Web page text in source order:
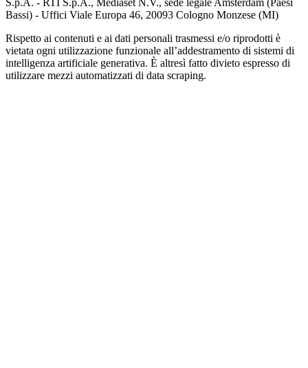
S.p.A. - RTI S.p.A., Mediaset N.V., sede legale Amsterdam (Paesi
Bassi) - Uffici Viale Europa 46, 20093 Cologno Monzese (MI)
Rispetto ai contenuti e ai dati personali trasmessi e/o riprodotti è
vietata ogni utilizzazione funzionale all’addestramento di sistemi di
intelligenza artificiale generativa. È altresì fatto divieto espresso di
utilizzare mezzi automatizzati di data scraping.